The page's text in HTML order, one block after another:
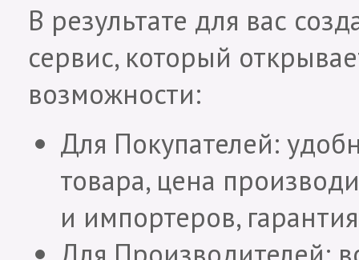
В результате для вас
сервис, который
возможности:
Для Покупателей:
товара, цена
и импортеров,